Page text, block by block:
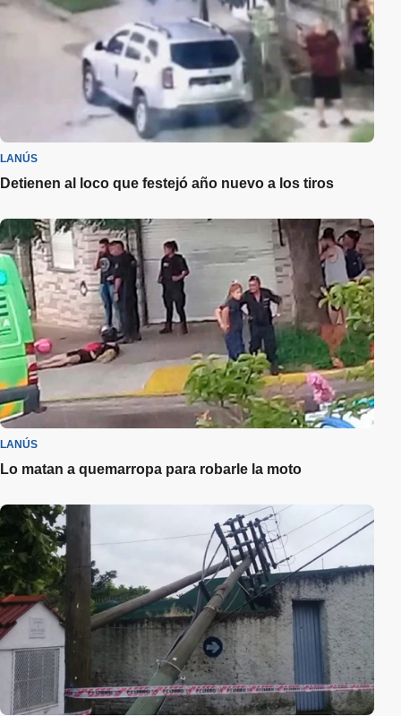
LANÚS
Detienen al loco que festejó año nuevo a los tiros
LANÚS
Lo matan a quemarropa para robarle la moto